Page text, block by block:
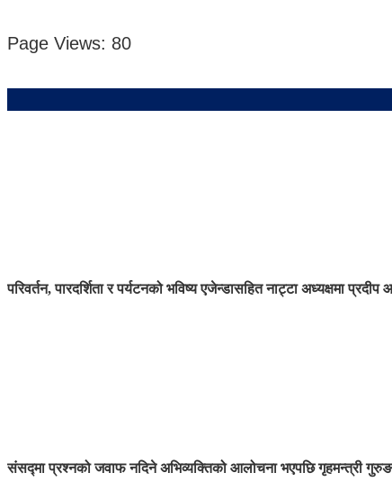
Page Views: 80
परिवर्तन, पारदर्शिता र पर्यटनको भविष्य एजेन्डासहित नाट्टा अध्यक्षमा प्रदीप
संसद्मा प्रश्नको जवाफ नदिने अभिव्यक्तिको आलोचना भएपछि गृहमन्त्री